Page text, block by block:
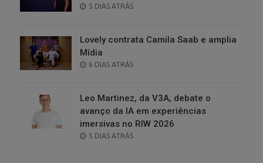
POSTED
5 DIAS ATRÁS
Lovely contrata Camila Saab e amplia
Mídia
POSTED
6 DIAS ATRÁS
Leo Martinez, da V3A, debate o
avanço da IA em experiências
imersivas no RIW 2026
POSTED
5 DIAS ATRÁS